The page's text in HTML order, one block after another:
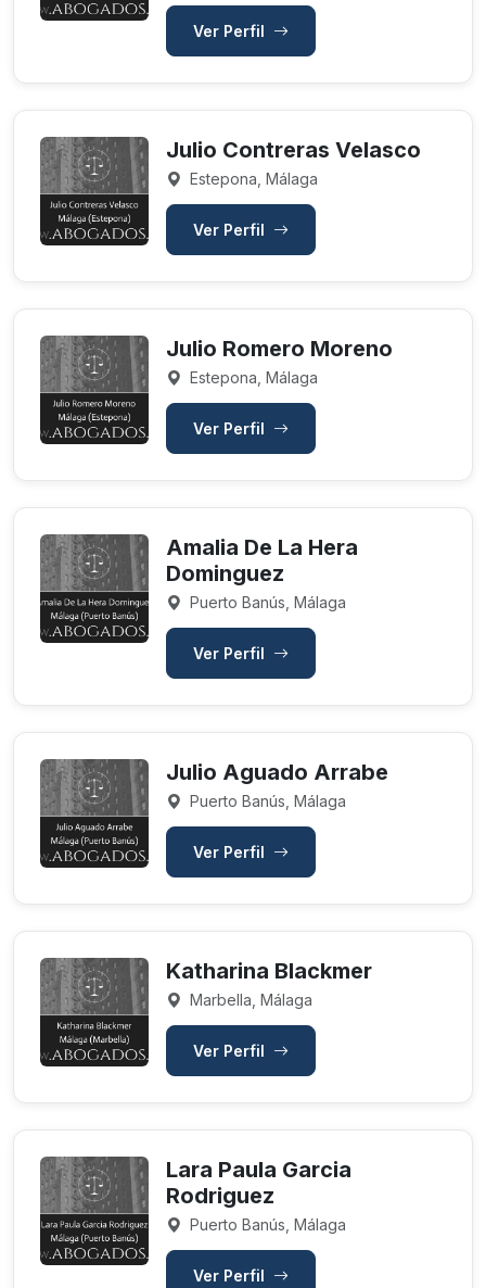
Ver Perfil
Julio Contreras Velasco
Estepona, Málaga
Ver Perfil
Julio Romero Moreno
Estepona, Málaga
Ver Perfil
Amalia De La Hera
Dominguez
Puerto Banús, Málaga
Ver Perfil
Julio Aguado Arrabe
Puerto Banús, Málaga
Ver Perfil
Katharina Blackmer
Marbella, Málaga
Ver Perfil
Lara Paula Garcia
Rodriguez
Puerto Banús, Málaga
Ver Perfil